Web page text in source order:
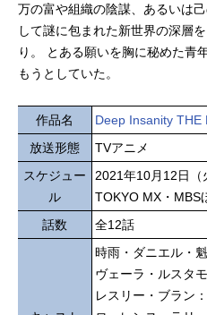
万の富や組織の陰謀、あるいは
して謎に包まれた新世界の深層
り。 とある願いを胸に秘めた青
もうとしていた。
作品名
Deep Insanity THE
放送形態
TVアニメ
スケジュー
ル
2021年10月12日（
TOKYO MX・MBS
話数
全12話
時雨・ダニエル・魁
ヴェーラ・ルスタモ
レスリー・ブラン：